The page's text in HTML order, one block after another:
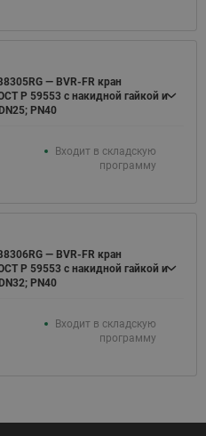
— BVR-FR кран
Р 59553 с накидной гайкой и
PN40
Входит в складскую
программу
— BVR-FR кран
Р 59553 с накидной гайкой и
PN40
Входит в складскую
программу